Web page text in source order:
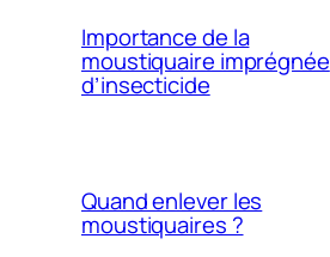
Importance de la
moustiquaire imprégnée
d’insecticide
Quand enlever les
moustiquaires ?